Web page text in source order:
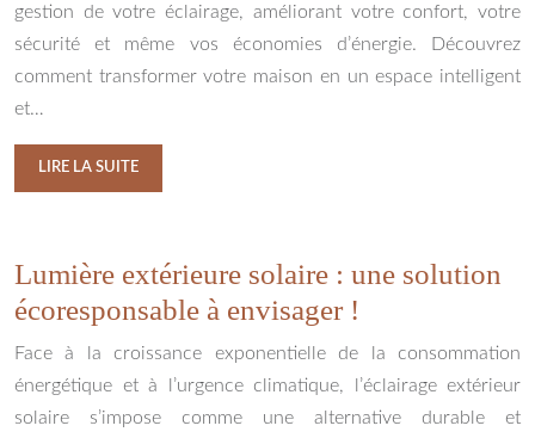
gestion de votre éclairage, améliorant votre confort, votre
sécurité et même vos économies d’énergie. Découvrez
comment transformer votre maison en un espace intelligent
et…
LIRE LA SUITE
Lumière extérieure solaire : une solution
écoresponsable à envisager !
Face à la croissance exponentielle de la consommation
énergétique et à l’urgence climatique, l’éclairage extérieur
solaire s’impose comme une alternative durable et